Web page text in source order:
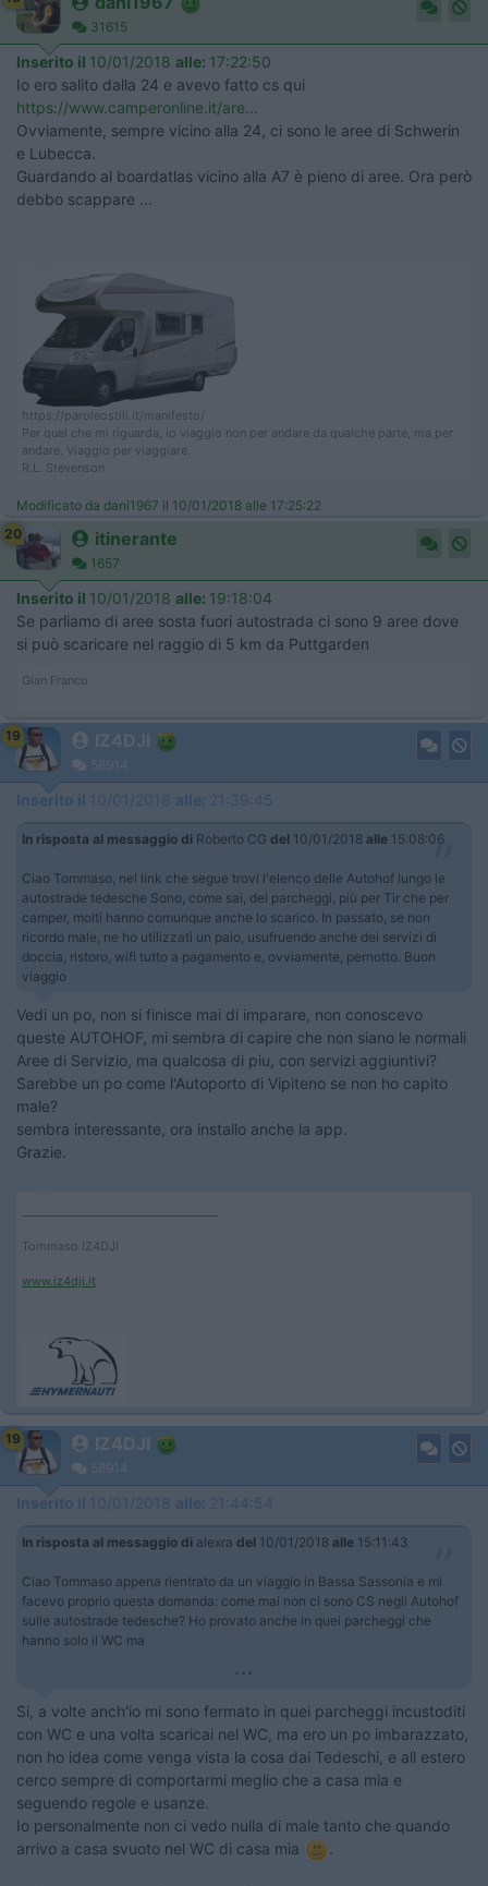
31615
Inserito il 10/01/2018 alle: 17:22:50
Io ero salito dalla 24 e avevo fatto cs qui
https://www.camperonline.it/are...
Ovviamente, sempre vicino alla 24, ci sono le aree di Schwerin
e Lubecca.
Guardando al boardatlas vicino alla A7 è pieno di aree. Ora però
debbo scappare ...
https://paroleostili.it/manifesto/
Per quel che mi riguarda, io viaggio non per andare da qualche parte, ma per
andare. Viaggio per viaggiare.
R.L. Stevenson
Modificato da dani1967 il 10/01/2018 alle 17:25:22
20
itinerante
1657
Inserito il 10/01/2018 alle: 19:18:04
Se parliamo di aree sosta fuori autostrada ci sono 9 aree dove
si può scaricare nel raggio di 5 km da Puttgarden
Gian Franco
19 IZ4DJI
58914
Inserito il 10/01/2018 alle: 21:39:45
In risposta al messaggio di Roberto CG del 10/01/2018 alle 15:08:06
Ciao Tommaso, nel link che segue trovi l'elenco delle Autohof lungo le
autostrade tedesche Sono, come sai, dei parcheggi, più per Tir che per
camper, molti hanno comunque anche lo scarico. In passato, se non
ricordo male, ne ho utilizzati un paio, usufruendo anche dei servizi di
doccia, ristoro, wifi tutto a pagamento e, ovviamente, pernotto. Buon
viaggio
Vedi un po, non si finisce mai di imparare, non conoscevo
queste AUTOHOF, mi sembra di capire che non siano le normali
Aree di Servizio, ma qualcosa di piu, con servizi aggiuntivi?
Sarebbe un po come l'Autoporto di Vipiteno se non ho capito
male?
sembra interessante, ora installo anche la app.
Grazie.
Tommaso IZ4DJI
www.iz4dji.it
19 IZ4DJI
58914
Inserito il 10/01/2018 alle: 21:44:54
In risposta al messaggio di alexra del 10/01/2018 alle 15:11:43
Ciao Tommaso appena rientrato da un viaggio in Bassa Sassonia e mi
facevo proprio questa domanda: come mai non ci sono CS negli Autohof
sulle autostrade tedesche? Ho provato anche in quei parcheggi che
hanno solo il WC ma
...
Si, a volte anch'io mi sono fermato in quei parcheggi incustoditi
con WC e una volta scaricai nel WC, ma ero un po imbarazzato,
non ho idea come venga vista la cosa dai Tedeschi, e all estero
cerco sempre di comportarmi meglio che a casa mia e
seguendo regole e usanze.
Io personalmente non ci vedo nulla di male tanto che quando
arrivo a casa svuoto nel WC di casa mia